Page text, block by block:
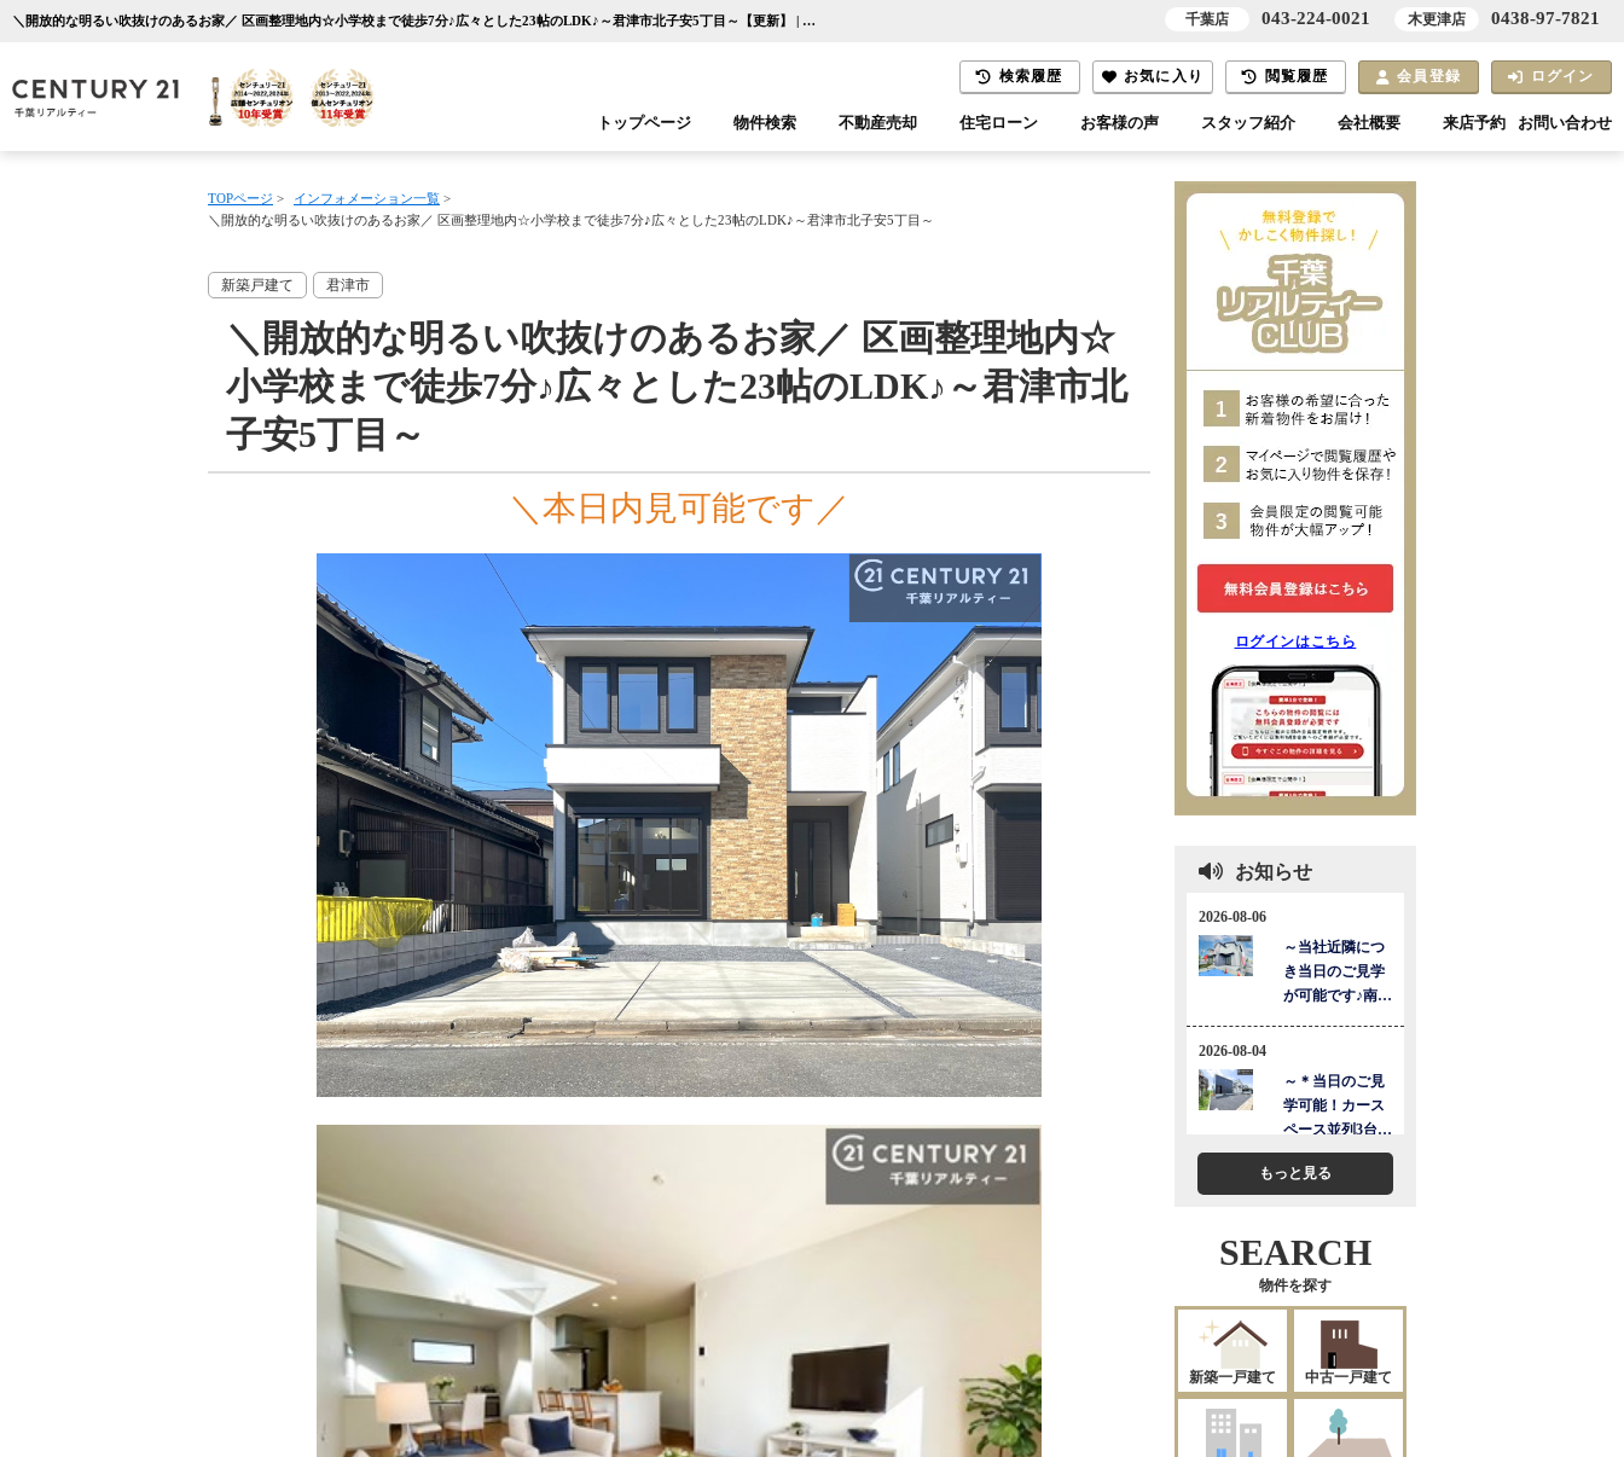
＼開放的な明るい吹抜けのあるお家／ 区画整理地内☆小学校まで徒歩7分♪広々とした23帖のLDK♪～君津市北子安5丁目～【更新】 | 千葉市の不動産ならセンチュリー21千葉リアルティー
検索履歴 お気に入り 閲覧履歴 会員登録 ログイン
トップページ 物件検索 不動産売却 住宅ローン お客様の声 スタッフ紹介 会社概要 来店予約 お問い合わせ
TOPページ > インフォメーション一覧 >
＼開放的な明るい吹抜けのあるお家／ 区画整理地内☆小学校まで徒歩7分♪広々とした23帖のLDK♪～君津市北子安5丁目～
新築戸建て 君津市
＼開放的な明るい吹抜けのあるお家／ 区画整理地内☆
小学校まで徒歩7分♪広々とした23帖のLDK♪～君津市北
子安5丁目～
＼本日内見可能です／
ログインはこちら
お知らせ
もっと見る
SEARCH
物件を探す
新築一戸建て 中古一戸建て
千葉店 043-224-0021 木更津店 0438-97-7821